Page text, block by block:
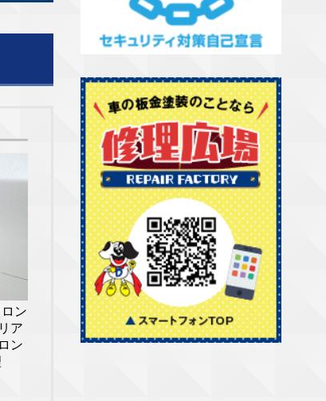
ン
ア
ン